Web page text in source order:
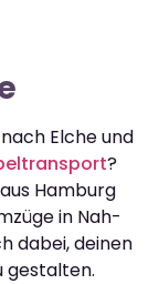
Elche und
?
Hamburg
in Nah-
dabei, deinen
gestalten.